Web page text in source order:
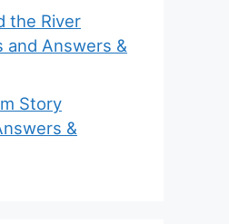
the River
and Answers &
Story
&